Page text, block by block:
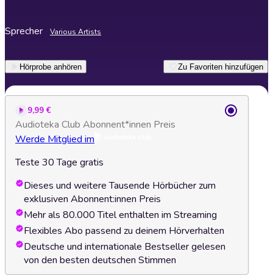
Sprecher Various Artists
Hörprobe anhören Zu Favoriten hinzufügen
9,99 €
Audioteka Club Abonnent*innen Preis
Werde Mitglied im
Teste 30 Tage gratis
Dieses und weitere Tausende Hörbücher zum
exklusiven Abonnent:innen Preis
Mehr als 80.000 Titel enthalten im Streaming
Flexibles Abo passend zu deinem Hörverhalten
Deutsche und internationale Bestseller gelesen
von den besten deutschen Stimmen